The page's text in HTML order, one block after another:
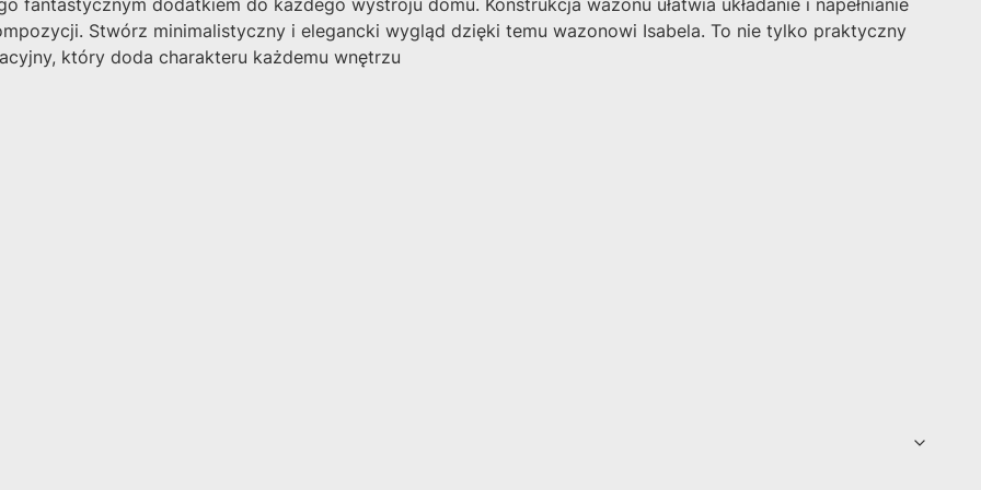
fantastycznym dodatkiem do każdego wystroju domu. Konstrukcja wazonu ułatwia układanie i napełnianie
Stwórz minimalistyczny i elegancki wygląd dzięki temu wazonowi Isabela. To nie tylko praktyczny
który doda charakteru każdemu wnętrzu